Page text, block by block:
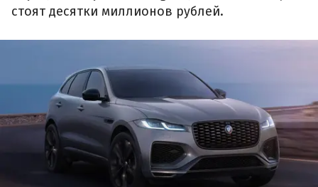
стоят десятки миллионов рублей.